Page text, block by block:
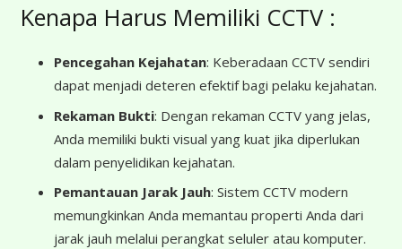
Kenapa Harus Memiliki CCTV :
Pencegahan Kejahatan: Keberadaan CCTV sendiri
dapat menjadi deteren efektif bagi pelaku kejahatan.
Rekaman Bukti: Dengan rekaman CCTV yang jelas,
Anda memiliki bukti visual yang kuat jika diperlukan
dalam penyelidikan kejahatan.
Pemantauan Jarak Jauh: Sistem CCTV modern
memungkinkan Anda memantau properti Anda dari
jarak jauh melalui perangkat seluler atau komputer.